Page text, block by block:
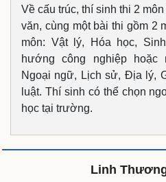
Du lịch
Tư vấn
Săn Tour
check-in
Về cấu trúc, thí sinh thi 2
văn, cùng một bài thi gồm 2
môn: Vật lý, Hóa học,
hướng công nghiệp hoặc
Ngoại ngữ, Lịch sử, Địa lý,
luật. Thí sinh có thể chọn
học tại trường.
Linh